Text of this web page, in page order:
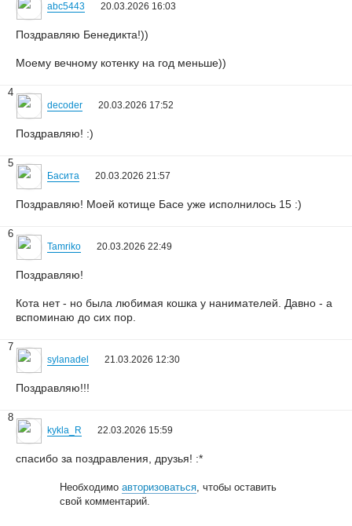
abc5443 20.03.2026 16:03
Поздравляю Бенедикта!))
Моему вечному котенку на год меньше))
4
decoder 20.03.2026 17:52
Поздравляю! :)
5
Басита 20.03.2026 21:57
Поздравляю! Моей котище Басе уже исполнилось 15 :)
6
Tamriko 20.03.2026 22:49
Поздравляю!
Кота нет - но была любимая кошка у нанимателей. Давно - а
вспоминаю до сих пор.
7
sylanadel 21.03.2026 12:30
Поздравляю!!!
8
kykla_R 22.03.2026 15:59
спасибо за поздравления, друзья! :*
Необходимоавторизоваться, чтобы оставить
свой комментарий.